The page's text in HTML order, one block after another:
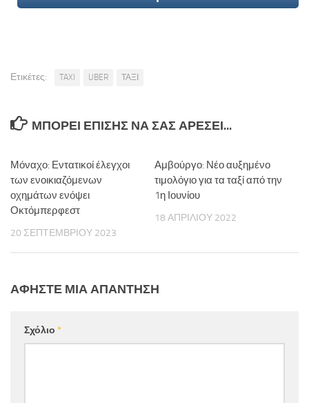
Ετικέτες: TAXI UBER ΤΑΞΙ
ΜΠΟΡΕΊ ΕΠΊΣΗΣ ΝΑ ΣΑΣ ΑΡΈΣΕΙ...
Μόναχο: Εντατικοί έλεγχοι
των ενοικιαζόμενων
οχημάτων ενόψει
Οκτόμπερφεστ
20 ΣΕΠΤΕΜΒΡΊΟΥ 2023
Αμβούργο: Νέο αυξημένο
τιμολόγιο για τα ταξί από την
1η Ιουνίου
18 ΑΠΡΙΛΊΟΥ 2022
ΑΦΉΣΤΕ ΜΙΑ ΑΠΆΝΤΗΣΗ
Σχόλιο *